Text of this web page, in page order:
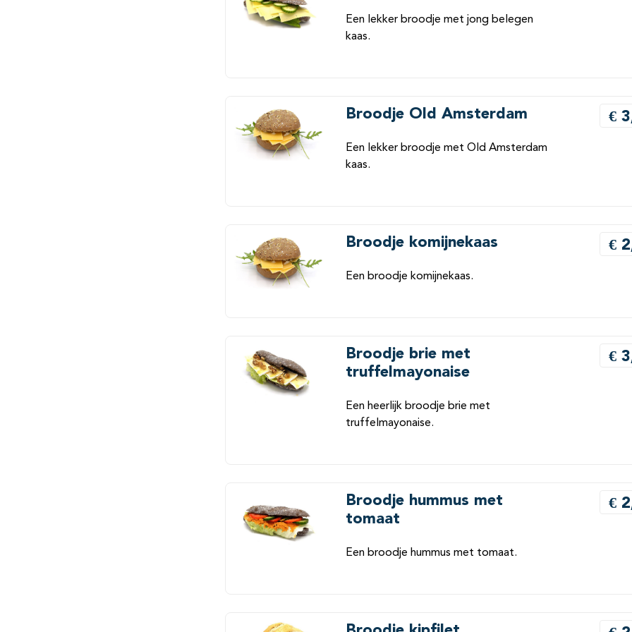
Een lekker broodje met jong belegen
kaas.
Broodje Old Amsterdam
Een lekker broodje met Old Amsterdam
kaas.
€
Broodje komijnekaas
Een broodje komijnekaas.
€
Broodje brie met
truffelmayonaise
Een heerlijk broodje brie met
truffelmayonaise.
€
Broodje hummus met
tomaat
Een broodje hummus met tomaat.
€